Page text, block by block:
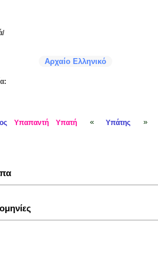
Αρχαίο Ελληνικό
Υπαπαντή Υπατή « Υπάτης »